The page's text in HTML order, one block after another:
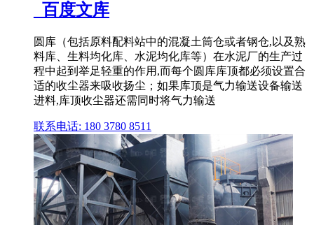
_百度文库
圆库（包括原料配料站中的混凝土筒仓或者钢仓,以及熟
料库、生料均化库、水泥均化库等）在水泥厂的生产过
程中起到举足轻重的作用,而每个圆库库顶都必须设置合
适的收尘器来吸收扬尘；如果库顶是气力输送设备输送
进料,库顶收尘器还需同时将气力输送
联系电话: 180 3780 8511